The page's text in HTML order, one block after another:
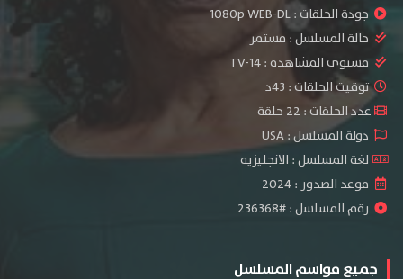
جودة الحلقات :1080p WEB-DL
حالة المسلسل :مستمر
مستوي المشاهدة :TV-14
توقيت الحلقات : 43د
عدد الحلقات : 22 حلقة
دولة المسلسل : USA
لغة المسلسل : الانجليزيه
موعد الصدور : 2024
رقم المسلسل : #236368
جميع مواسم المسلسل